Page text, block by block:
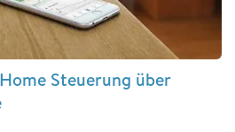
Steuerung über